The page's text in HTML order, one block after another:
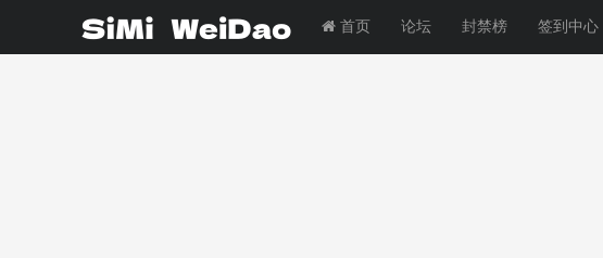
首页 论坛 封禁榜 签到中心